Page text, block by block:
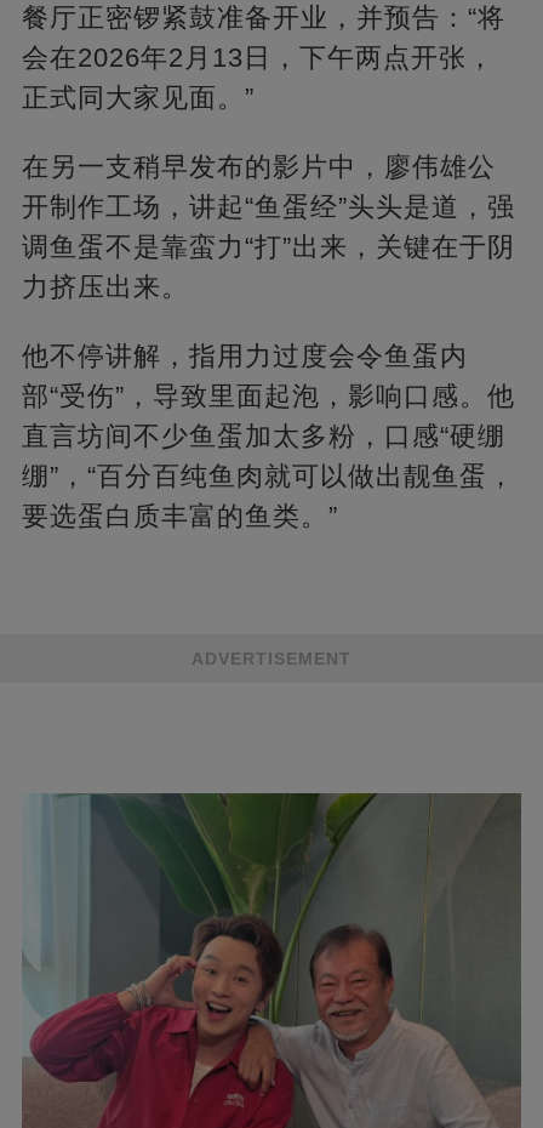
餐厅正密锣紧鼓准备开业，并预告：“将
会在2026年2月13日，下午两点开张，
正式同大家见面。”
在另一支稍早发布的影片中，廖伟雄公
开制作工场，讲起“鱼蛋经”头头是道，强
调鱼蛋不是靠蛮力“打”出来，关键在于阴
力挤压出来。
他不停讲解，指用力过度会令鱼蛋内
部“受伤”，导致里面起泡，影响口感。他
直言坊间不少鱼蛋加太多粉，口感“硬绷
绷”，“百分百纯鱼肉就可以做出靓鱼蛋，
要选蛋白质丰富的鱼类。”
ADVERTISEMENT